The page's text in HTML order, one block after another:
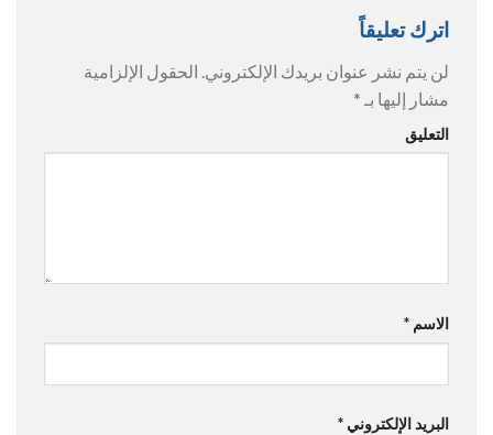
اترك تعليقاً
لن يتم نشر عنوان بريدك الإلكتروني. الحقول الإلزامية
مشار إليها بـ *
التعليق
الاسم *
البريد الإلكتروني *